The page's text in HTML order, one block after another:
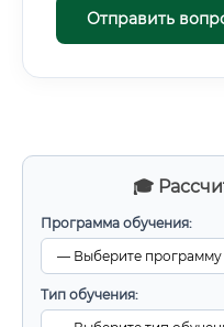
🎓
Программа обучения:
Тип обучения:
Отправить